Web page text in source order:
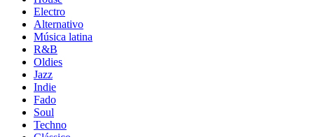
Electro
Alternativo
Música latina
R&B
Oldies
Jazz
Indie
Fado
Soul
Techno